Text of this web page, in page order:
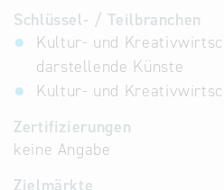
Schlüssel- / Teilbranchen
Kultur- und
darstellende Künste
Kultur- und
Zertifizierungen
keine Angabe
Zielmärkte